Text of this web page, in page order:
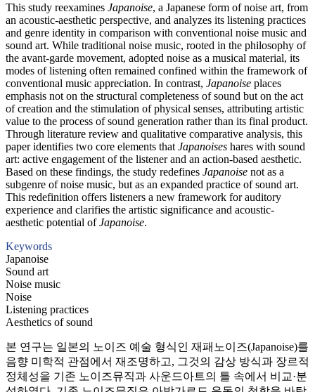
This study reexamines Japanoise, a Japanese form of noise art, from
an acoustic-aesthetic perspective, and analyzes its listening practices
and genre identity in comparison with conventional noise music and
sound art. While traditional noise music, rooted in the philosophy of
the avant-garde movement, adopted noise as a musical material, its
modes of listening often remained confined within the framework of
conventional music appreciation. In contrast, Japanoise places
emphasis not on the structural completeness of sound but on the act
of creation and the stimulation of physical senses, attributing artistic
value to the process of sound generation rather than its final product.
Through literature review and qualitative comparative analysis, this
paper identifies two core elements that Japanoises hares with sound
art: active engagement of the listener and an action-based aesthetic.
Based on these findings, the study redefines Japanoise not as a
subgenre of noise music, but as an expanded practice of sound art.
This redefinition offers listeners a new framework for auditory
experience and clarifies the artistic significance and acoustic-
aesthetic potential ofJapanoise.
Keywords
Japanoise
Sound art
Noise music
Noise
Listening practices
Aesthetics of sound
본 연구는 일본의 노이즈 예술 형식인 재패노이즈(Japanoise)를
음향 미학적 관점에서 재조명하고, 그것의 감상 방식과 장르적
정체성을 기존 노이즈뮤직과 사운드아트의 틀 속에서 비교·분